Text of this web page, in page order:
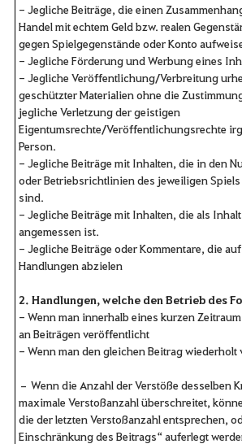
- Jegliche Beiträge, die einen
Handel mit echtem Geld bzw. realen
gegen Spielgegenstände oder Konto
- Jegliche Förderung und Werbung eines
- Jegliche Veröffentlichung/Verbreitung
geschützter Materialien ohne die
jegliche Verletzung der geistigen
Eigentumsrechte/Veröffentlichungsrechte
Person.
- Jegliche Beiträge mit Inhalten, die in den
oder Betriebsrichtlinien des jeweiligen
sind.
- Jegliche Beiträge mit Inhalten, die als
angemessen ist.
- Jegliche Beiträge oder Kommentare, die
Handlungen abzielen
2. Handlungen, welche den Betrieb des
- Wenn man innerhalb eines kurzen
an Beiträgen veröffentlicht
- Wenn man den gleichen Beitrag
– Wenn die Anzahl der Verstöße desselben
maximale Verstoßanzahl überschreitet,
die der letzten Verstoßanzahl entsprechen,
Einschränkung des Beitrags“ auferlegt